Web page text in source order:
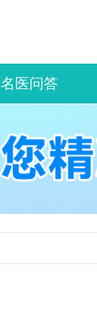
名医问答